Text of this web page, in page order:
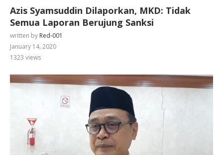
Azis Syamsuddin Dilaporkan, MKD: Tidak
Semua Laporan Berujung Sanksi
written by Red-001
January 14, 2020
1323 views